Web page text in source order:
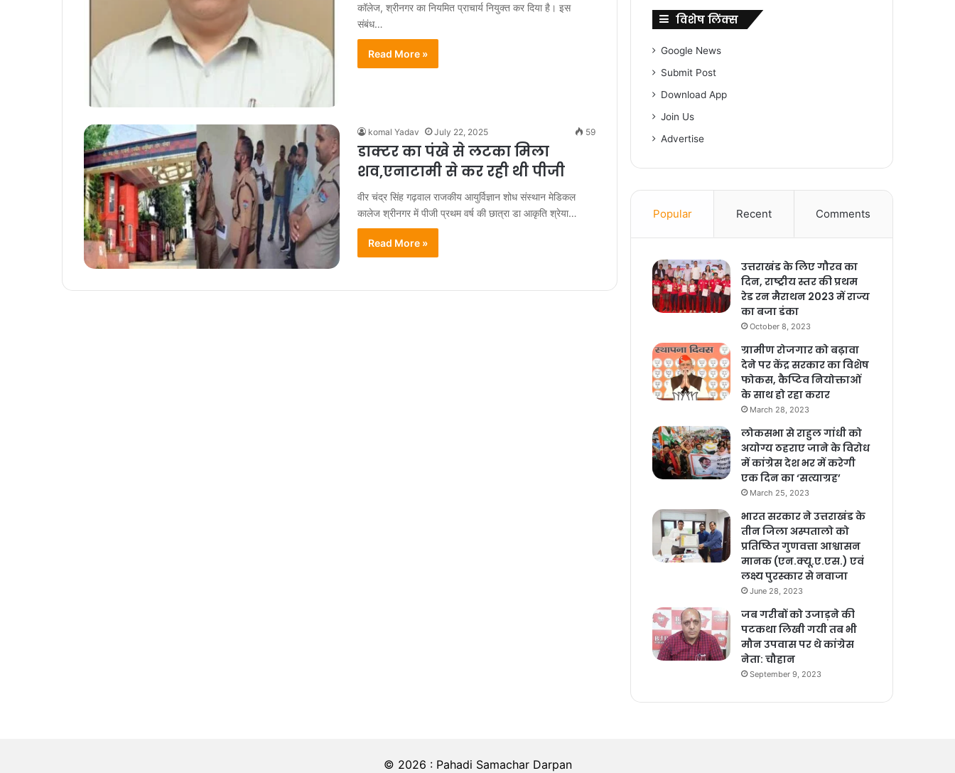
कॉलेज, श्रीनगर का नियमित प्राचार्य नियुक्त कर दिया है। इस
संबंध…
Read More »
komal Yadav July 22, 2025 59
डाक्टर का पंखे से लटका मिला
शव,एनाटामी से कर रही थी पीजी
वीर चंद्र सिंह गढ़वाल राजकीय आयुर्विज्ञान शोध संस्थान मेडिकल
कालेज श्रीनगर में पीजी प्रथम वर्ष की छात्रा डा आकृति श्रेया…
Read More »
विशेष लिंक्स
Google News
Submit Post
Download App
Join Us
Advertise
Popular Recent Comments
उत्तराखंड के लिए गौरव का
दिन, राष्ट्रीय स्तर की प्रथम
रेड रन मैराथन 2023 में राज्य
का बजा डंका
October 8, 2023
ग्रामीण रोजगार को बढ़ावा
देने पर केंद्र सरकार का विशेष
फोकस, कैप्टिव नियोक्ताओं
के साथ हो रहा करार
March 28, 2023
लोकसभा से राहुल गांधी को
अयोग्य ठहराए जाने के विरोध
में कांग्रेस देश भर में करेगी
एक दिन का ‘सत्याग्रह’
March 25, 2023
भारत सरकार ने उत्तराखंड के
तीन जिला अस्पतालो को
प्रतिष्ठित गुणवत्ता आश्वासन
मानक (एन.क्यू.ए.एस.) एवं
लक्ष्य पुरस्कार से नवाजा
June 28, 2023
जब गरीबों को उजाड़ने की
पटकथा लिखी गयी तब भी
मौन उपवास पर थे कांग्रेस
नेता: चौहान
September 9, 2023
© 2026 : Pahadi Samachar Darpan